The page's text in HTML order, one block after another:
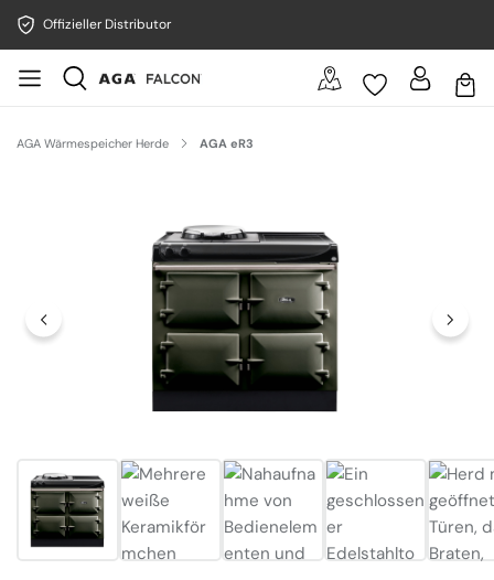
Offizieller Distributor
AGA Wärmespeicher Herde AGA eR3